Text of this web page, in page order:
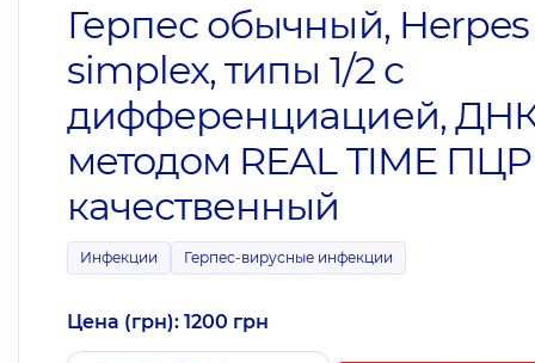
Герпес обычный, Herpes
simplex, типы 1/2 с
дифференциацией,
методом REAL TIME ПЦР
качественный
Инфекции Герпес-вирусные инфекции
Цена (грн): 1200 грн